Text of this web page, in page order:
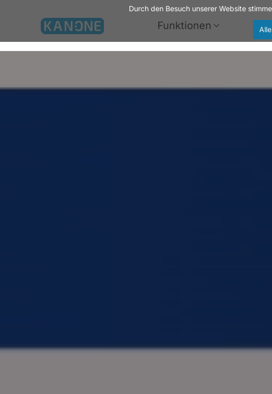
Zum Hauptinhalt springen Funktionen
Durch den Besuch unserer Website